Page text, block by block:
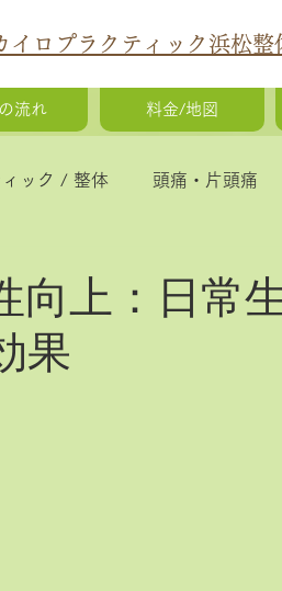
イロプラクティック浜松整
流れ 料金/地図
ィック / 整体 頭痛・片頭痛
姿勢の歪み
O脚矯正・X脚矯正
向上：日常
果